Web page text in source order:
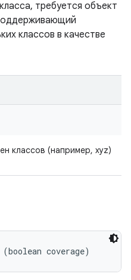
требуется объект
классов в качестве
классов (например, xyz)
coverage)